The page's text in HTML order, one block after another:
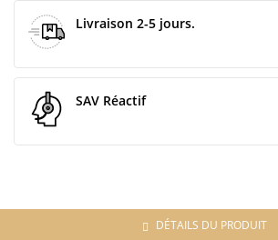
Livraison 2-5 jours.
SAV Réactif
DÉTAILS DU PRODUIT